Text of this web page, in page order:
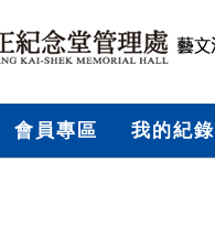
會員專區 我的紀錄